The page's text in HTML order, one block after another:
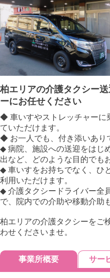
柏エリアの介護タクシー
ーにお任せください
◆ 車いすやストレッチャーに
ていただけます。
◆ お一人でも、付き添いあり
◆ 病院、施設への送迎をはじ
出など、どのような目的でも
◆ 車いすをお持ちでなく、ひ
利用いただけます。
◆ 介護タクシードライバー全
で、院内での介助や移動介助
柏エリアの介護タクシーをご
わせくださいませ。
事業所概要 サー